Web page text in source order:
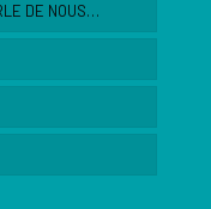
DE NOUS…